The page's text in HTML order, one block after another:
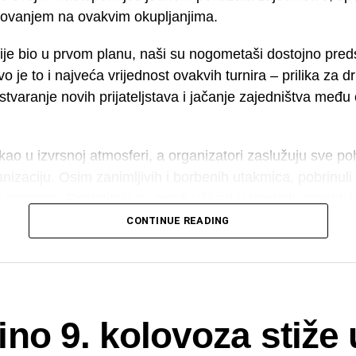
na ovakvim okupljanjima.
bio u prvom planu, naši su nogometaši dostojno
je to i najveća vrijednost ovakvih turnira – prilika za
novih prijateljstava i jačanje zajedništva među
u izvrsnoj atmosferi, a organizatori zaslužuju sve
ozvučenju, što je cijelom događaju dalo
mjestom okupljanja za sve generacije.
prijateljskih odnosa među susjednim mjestima.
priča biti nastavljena i idućih godina, uz još veći
CONTINUE READING
9. kolovoza stiže